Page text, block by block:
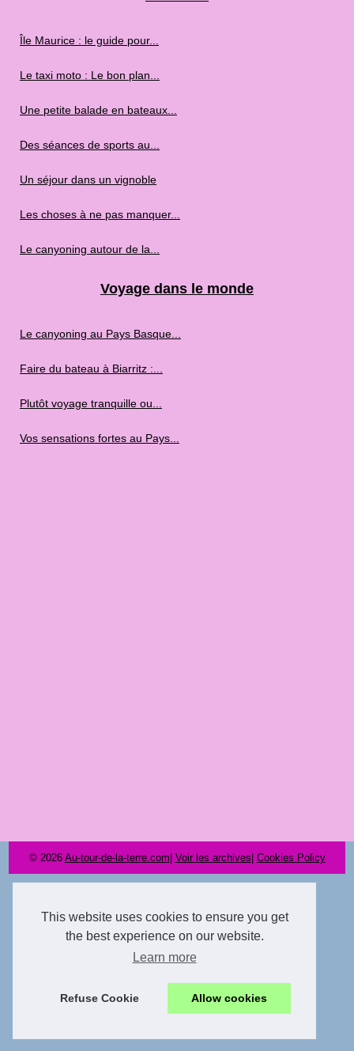
This website uses cookies to ensure you get
the best experience on our website.
Learn more
Refuse Cookie Allow cookies
Île Maurice : le guide pour...
Le taxi moto : Le bon plan...
Une petite balade en bateaux...
Des séances de sports au...
Un séjour dans un vignoble
Les choses à ne pas manquer...
Le canyoning autour de la...
Voyage dans le monde
Le canyoning au Pays Basque...
Faire du bateau à Biarritz :...
Plutôt voyage tranquille ou...
Vos sensations fortes au Pays...
© 2026 Au-tour-de-la-terre.com Voir les archives Cookies Policy